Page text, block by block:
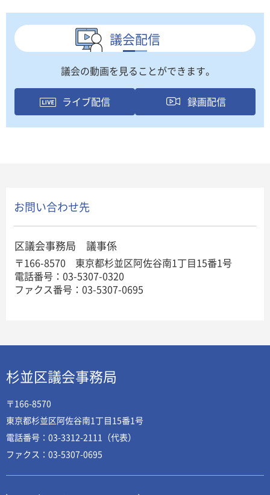
議会配信
議会の動画を見ることができます。
ライブ配信 録画配信
お問い合わせ先
区議会事務局 議事係
〒166-8570 東京都杉並区阿佐谷南1丁目15番1号
電話番号：03-5307-0320
ファクス番号：03-5307-0695
杉並区議会事務局
〒166-8570
東京都杉並区阿佐谷南1丁目15番1号
電話番号：03-3312-2111（代表）
ファクス：03-5307-0695